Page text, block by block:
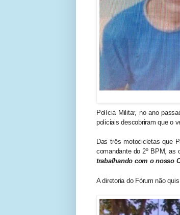
Polícia Militar, no ano
policiais descobriram que o
Das três motocicletas que
comandante do 2º BPM, as
trabalhando com o nosso
A diretoria do Fórum não